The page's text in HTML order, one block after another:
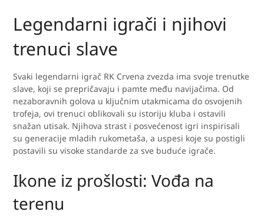
Legendarni igrači i njihovi
trenuci slave
Svaki legendarni igrač RK Crvena zvezda ima svoje trenutke
slave, koji se prepričavaju i pamte među navijačima. Od
nezaboravnih golova u ključnim utakmicama do osvojenih
trofeja, ovi trenuci oblikovali su istoriju kluba i ostavili
snažan utisak. Njihova strast i posvećenost igri inspirisali
su generacije mladih rukometaša, a uspesi koje su postigli
postavili su visoke standarde za sve buduće igrače.
Ikone iz prošlosti: Vođa na
terenu